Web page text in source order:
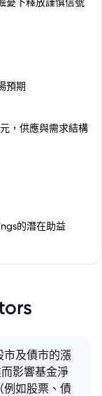
預期
，供應與需求結構
的潛在助益
市及債市的漲
影響基金淨
例如股票、債